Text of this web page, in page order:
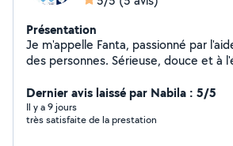
Présentation
Je m'appelle Fanta, passionné par
des personnes. Sérieuse, douce et à
bienveillance et discrétion Mon objectif : vous faciliter la
vie et vous apportez soutien et sérénité. Mes
Je propose des services
Dernier avis laissé par Nabila : 5/5
Il y a 9 jours
très satisfaite de la prestation